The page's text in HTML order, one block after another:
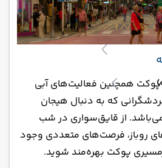
همچنین فعالیت‌های آبی
که به دنبال هیجان
از قایق‌سواری در شب
روباز، فرصت‌های متعددی وجود
پوکت بهره‌مند شوید.